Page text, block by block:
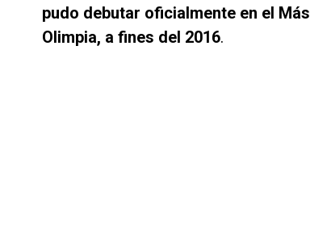
pudo debutar oficialmente en el
Olimpia, a fines del 2016.